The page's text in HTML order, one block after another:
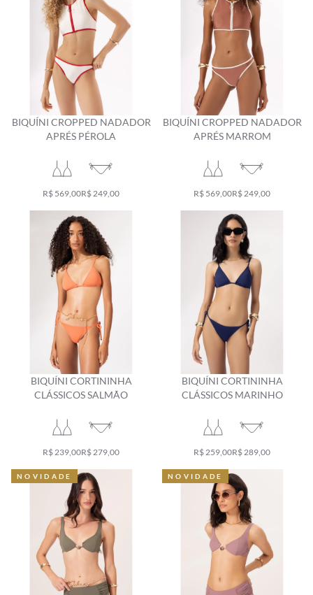
BIQUÍNI CROPPED NADADOR
APRÉS PÉROLA
R$ 569,00R$ 249,00
BIQUÍNI CROPPED NADADOR
APRÉS MARROM
R$ 569,00R$ 249,00
BIQUÍNI CORTININHA
CLÁSSICOS SALMÃO
R$ 239,00R$ 279,00
BIQUÍNI CORTININHA
CLÁSSICOS MARINHO
R$ 259,00R$ 289,00
NOVIDADE
NOVIDADE NOVIDADE
NOVIDADE